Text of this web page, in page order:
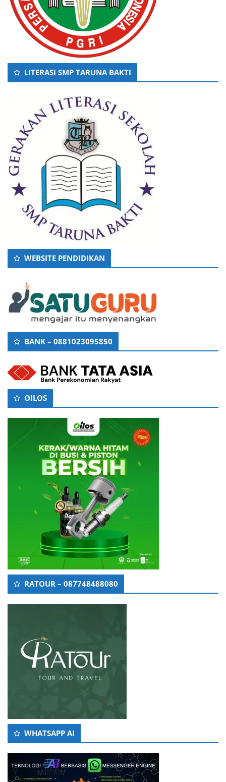
LITERASI SMP TARUNA BAKTI
WEBSITE PENDIDIKAN
BANK – 0881023095850
OILOS
RATOUR – 087748488080
WHATSAPP AI